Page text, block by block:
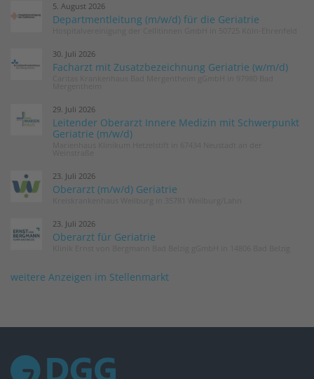
5. August 2026
Departmentleitung (m/w/d) für die Geriatrie
30. Juli 2026
Facharzt mit Zusatzbezeichnung Geriatrie (w/m/d)
29. Juli 2026
Leitender Oberarzt Innere Medizin mit Schwerpunkt
Geriatrie (m/w/d)
23. Juli 2026
Oberarzt (m/w/d) Geriatrie
23. Juli 2026
Oberarzt für Geriatrie
weitere Anzeigen im Stellenmarkt